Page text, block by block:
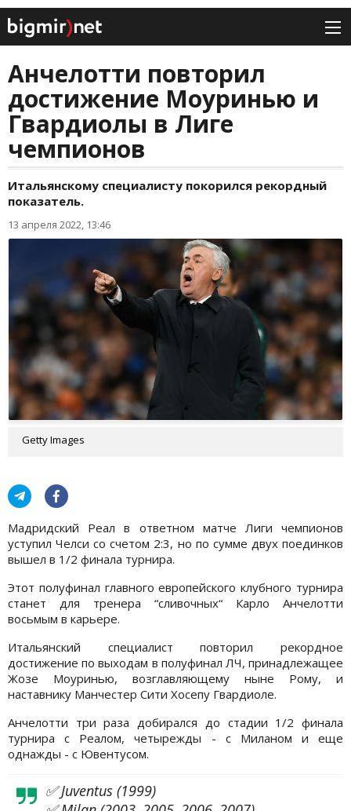
Анчелотти повторил
достижение Моуринью и
Гвардиолы в Лиге
чемпионов
Итальянскому специалисту покорился рекордный
показатель.
13 апреля 2022, 13:46
Getty Images
Мадридский Реал в ответном матче Лиги чемпионов
уступил Челси со счетом 2:3, но по сумме двух поединков
вышел в 1/2 финала турнира.
Этот полуфинал главного европейского клубного турнира
станет для тренера “сливочных“ Карло Анчелотти
восьмым в карьере.
Итальянский специалист повторил рекордное
достижение по выходам в полуфинал ЛЧ, принадлежащее
Жозе Моуринью, возглавляющему ныне Рому, и
наставнику Манчестер Сити Хосепу Гвардиоле.
Анчелотти три раза добирался до стадии 1/2 финала
турнира с Реалом, четырежды - с Миланом и еще
однажды - с Ювентусом.
✅ Juventus (1999)